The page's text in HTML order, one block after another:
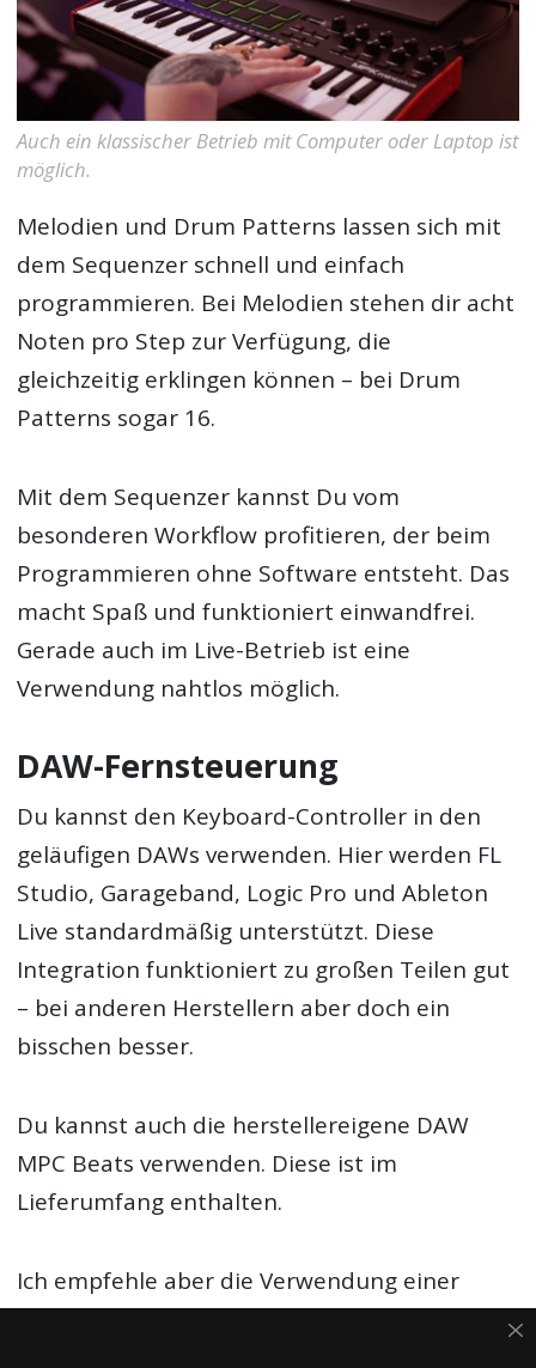
Auch ein klassischer Betrieb mit Computer oder Laptop ist
möglich.
Melodien und Drum Patterns lassen sich mit
dem Sequenzer schnell und einfach
programmieren. Bei Melodien stehen dir acht
Noten pro Step zur Verfügung, die
gleichzeitig erklingen können – bei Drum
Patterns sogar 16.
Mit dem Sequenzer kannst Du vom
besonderen Workflow profitieren, der beim
Programmieren ohne Software entsteht. Das
macht Spaß und funktioniert einwandfrei.
Gerade auch im Live-Betrieb ist eine
Verwendung nahtlos möglich.
DAW-Fernsteuerung
Du kannst den Keyboard-Controller in den
geläufigen DAWs verwenden. Hier werden FL
Studio, Garageband, Logic Pro und Ableton
Live standardmäßig unterstützt. Diese
Integration funktioniert zu großen Teilen gut
– bei anderen Herstellern aber doch ein
bisschen besser.
Du kannst auch die herstellereigene DAW
MPC Beats verwenden. Diese ist im
Lieferumfang enthalten.
Ich empfehle aber die Verwendung einer